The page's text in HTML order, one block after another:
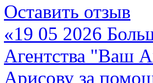
Оставить отзыв
«19 05 2026
Агентства "Ваш
Арисову за